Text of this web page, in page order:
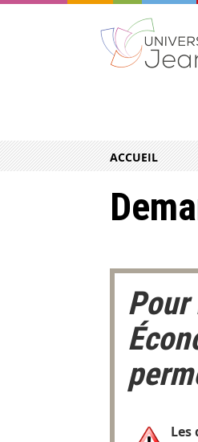
ACCUEIL
Pour
Les